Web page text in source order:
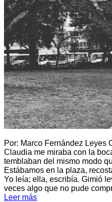
Por: Marco Fernández Leyes
Claudia me miraba con la
temblaban del mismo modo
Estábamos en la plaza,
Yo leía; ella, escribía. Gimió
veces algo que no pude
Leer más